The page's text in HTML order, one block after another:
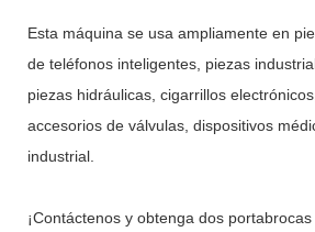
Esta máquina se usa ampliamente en
de teléfonos inteligentes, piezas
piezas hidráulicas, cigarrillos
accesorios de válvulas, dispositivos
industrial.
¡Contáctenos y obtenga dos portabrocas